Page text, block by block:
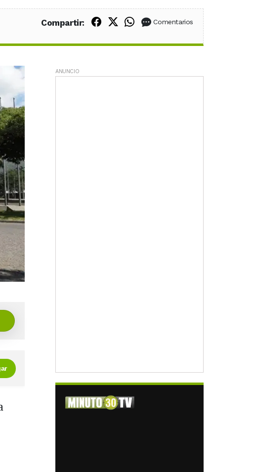
Compartir: Compartir en Facebook
Compartir en X (Twitter)
Compartir en WhatsApp
Comentarios
ANUNCIO